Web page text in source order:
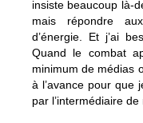
insiste beaucoup là-
mais répondre
d’énergie. Et j’ai
Quand le combat
minimum de médias
à l’avance pour que
par l’intermédiaire de